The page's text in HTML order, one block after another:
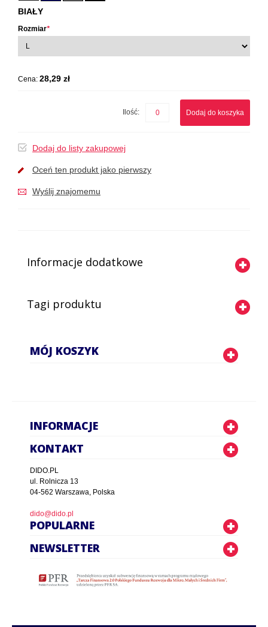
BIAŁY
*
Rozmiar
Cena: 28,29 zł
Ilość: Dodaj do koszyka
Dodaj do listy zakupowej
Oceń ten produkt jako pierwszy
Wyślij znajomemu
Informacje dodatkowe
Tagi produktu
MÓJ KOSZYK
INFORMACJE
KONTAKT
DIDO.PL
ul. Rolnicza 13
04-562 Warszawa, Polska
dido@dido.pl
POPULARNE
NEWSLETTER